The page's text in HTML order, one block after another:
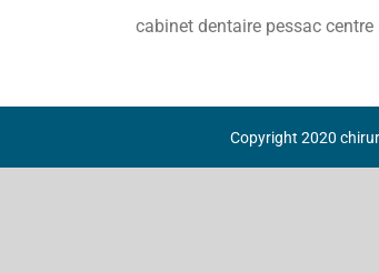
cabinet dentaire pessac
Copyright 2020